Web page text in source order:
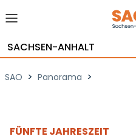
SACHSEN-ANHALT
SAO > Panorama >
FÜNFTE JAHRESZEIT